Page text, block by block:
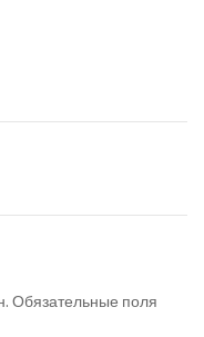
Обязательные поля